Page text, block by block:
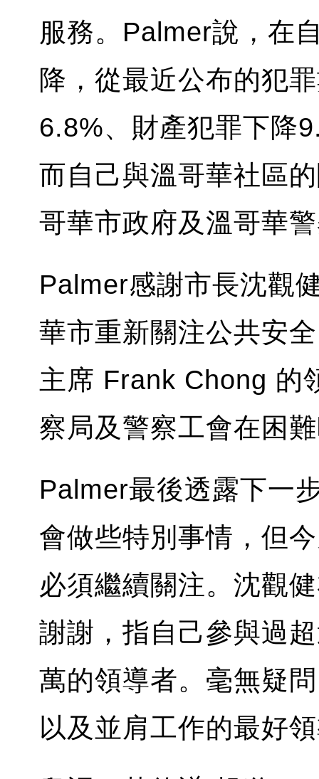
服務。Palmer說，在
降，從最近公布的犯
6.8%、財產犯罪下降
而自己與溫哥華社區
哥華市政府及溫哥華
Palmer感謝市長沈觀
華市重新關注公共安
主席 Frank Chong 的
察局及警察工會在困
Palmer最後透露下一
會做些特別事情，但
必須繼續關注。沈觀
謝謝，指自己參與過
萬的領導者。毫無疑
以及並肩工作的最好